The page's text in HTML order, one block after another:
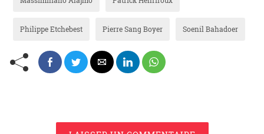
Philippe Etchebest Pierre Sang Boyer Soenil Bahadoer